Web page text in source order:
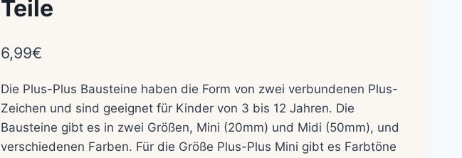
Teile
6,99€
Die Plus-Plus Bausteine haben die Form von zwei verbundenen Plus-
Zeichen und sind geeignet für Kinder von 3 bis 12 Jahren. Die
Bausteine gibt es in zwei Größen, Mini (20mm) und Midi (50mm), und
verschiedenen Farben. Für die Größe Plus-Plus Mini gibt es Farbtöne